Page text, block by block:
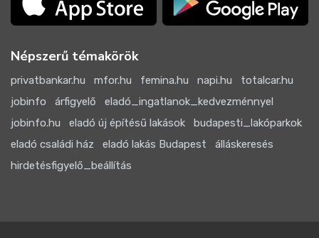
Népszerű témakörök
privatbankar.hu mfor.hu femina.hu napi.hu
totalcar.hu
jobinfo
árfigyelő
eladó_ingatlanok_kedvezménnyel
jobinfo.hu
eladó új építésű lakások
budapesti_lakóparkok
eladó családi ház
eladó lakás Budapest
álláskeresés
hirdetésfigyelő_beállítás